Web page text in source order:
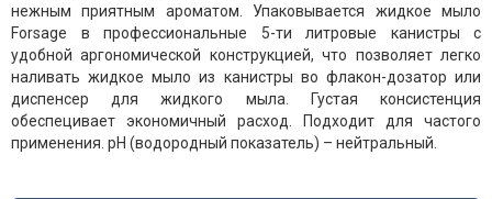
нежным приятным ароматом. Упаковывается жидкое мыло
Forsage в профессиональные 5-ти литровые канистры с
удобной аргономической конструкцией, что позволяет легко
наливать жидкое мыло из канистры во флакон-дозатор или
диспенсер для жидкого мыла. Густая консистенция
обеспецивает экономичный расход. Подходит для частого
применения. pH (водородный показатель) – нейтральный.